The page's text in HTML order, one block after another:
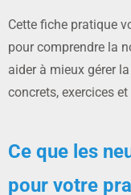
Cette fiche pratique
pour comprendre la
aider à mieux gérer
concrets, exercices
Ce que les
pour votre